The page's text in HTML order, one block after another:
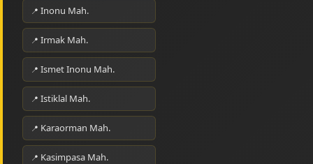
Inonu Mah.
Irmak Mah.
Ismet Inonu Mah.
Istiklal Mah.
Karaorman Mah.
Kasimpasa Mah.